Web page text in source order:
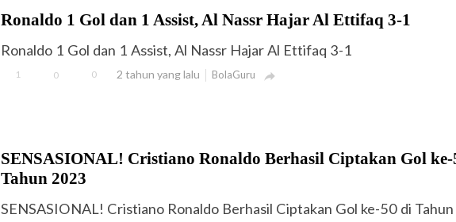
Ronaldo 1 Gol dan 1 Assist, Al Nassr Hajar Al Ettifaq 3-1
Ronaldo 1 Gol dan 1 Assist, Al Nassr Hajar Al Ettifaq 3-1
1 0 0 2 tahun yang lalu BolaGuru 
SENSASIONAL! Cristiano Ronaldo Berhasil Ciptakan Gol
Tahun 2023
SENSASIONAL! Cristiano Ronaldo Berhasil Ciptakan Gol ke-50 di